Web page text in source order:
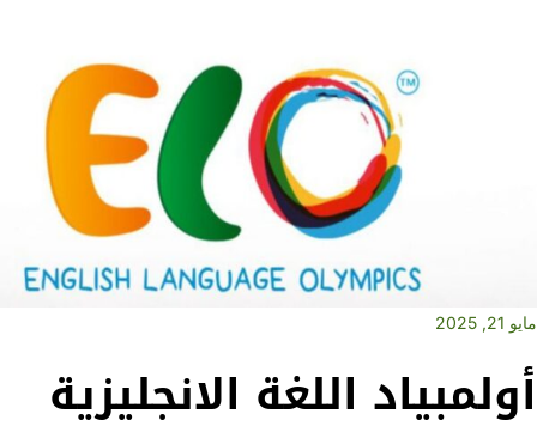
مايو 21, 2025
أولمبياد اللغة الانجليزية